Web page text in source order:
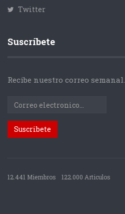
Twitter
Suscríbete
Recibe nuestro correo semanal.
12.441 Miembros 122.000 Articulos